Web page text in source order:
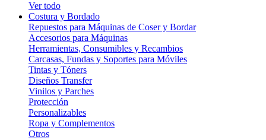
Ver todo
Costura y Bordado
Repuestos para Máquinas de Coser y Bordar
Accesorios para Máquinas
Herramientas, Consumibles y Recambios
Carcasas, Fundas y Soportes para Móviles
Tintas y Tóners
Diseños Transfer
Vinilos y Parches
Protección
Personalizables
Ropa y Complementos
Otros